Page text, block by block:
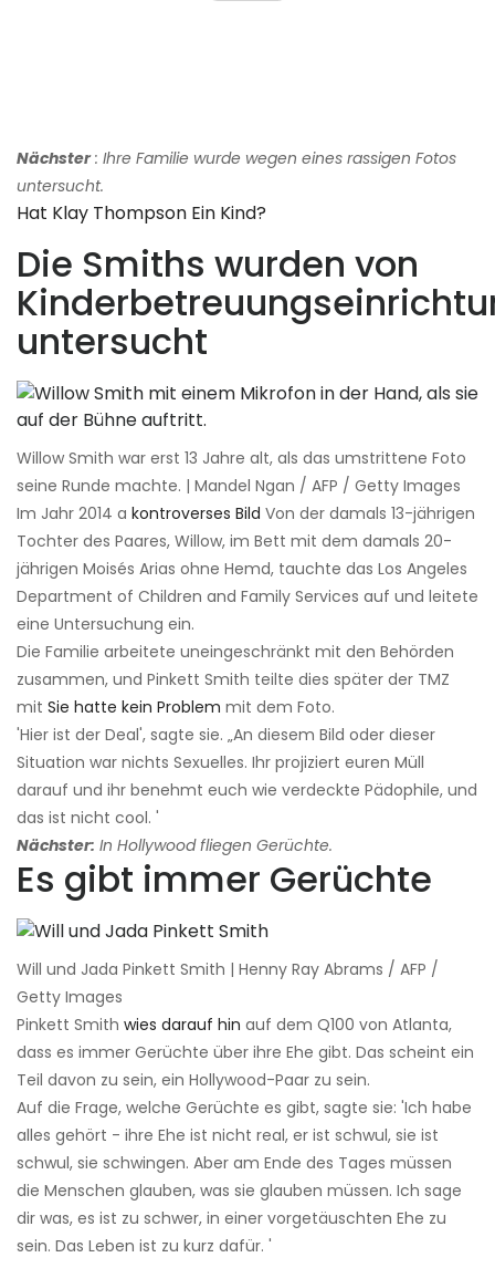
Nächster : Ihre Familie wurde wegen eines rassigen Fotos
untersucht.
Hat Klay Thompson Ein Kind?
Die Smiths wurden von
untersucht
Willow Smith war erst 13 Jahre alt, als das umstrittene Foto
seine Runde machte. | Mandel Ngan / AFP / Getty Images
Im Jahr 2014 a kontroverses Bild Von der damals 13-jährigen
Tochter des Paares, Willow, im Bett mit dem damals 20-
jährigen Moisés Arias ohne Hemd, tauchte das Los Angeles
Department of Children and Family Services auf und leitete
eine Untersuchung ein.
Die Familie arbeitete uneingeschränkt mit den Behörden
zusammen, und Pinkett Smith teilte dies später der TMZ
mit Sie hatte kein Problem mit dem Foto.
'Hier ist der Deal', sagte sie. „An diesem Bild oder dieser
Situation war nichts Sexuelles. Ihr projiziert euren Müll
darauf und ihr benehmt euch wie verdeckte Pädophile, und
das ist nicht cool. '
Nächster: In Hollywood fliegen Gerüchte.
Es gibt immer Gerüchte
Will und Jada Pinkett Smith | Henny Ray Abrams / AFP /
Getty Images
Pinkett Smith wies darauf hin auf dem Q100 von Atlanta,
dass es immer Gerüchte über ihre Ehe gibt. Das scheint ein
Teil davon zu sein, ein Hollywood-Paar zu sein.
Auf die Frage, welche Gerüchte es gibt, sagte sie: 'Ich habe
alles gehört - ihre Ehe ist nicht real, er ist schwul, sie ist
schwul, sie schwingen. Aber am Ende des Tages müssen
die Menschen glauben, was sie glauben müssen. Ich sage
dir was, es ist zu schwer, in einer vorgetäuschten Ehe zu
sein. Das Leben ist zu kurz dafür. '